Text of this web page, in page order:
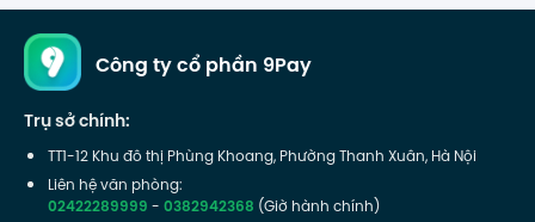
Công ty cổ phần 9Pay
Trụ sở chính:
TT1-12 Khu đô thị Phùng Khoang, Phường Thanh Xuân, Hà Nội
Liên hệ văn phòng:
02422289999-0382942368 (Giờ hành chính)